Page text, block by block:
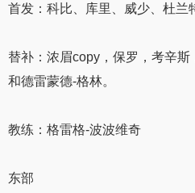
首发：科比、库里、威少、杜兰
替补：浓眉copy，保罗，考辛
和德雷蒙德-格林。
教练：格雷格-波波维奇
东部